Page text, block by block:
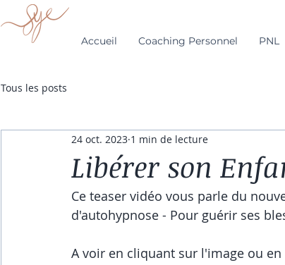
Accueil Coaching Personnel PNL
Tous les posts
Libérer son
24 oct. 2023 1 min de lecture
Ce teaser vidéo vous parle du
d'autohypnose - Pour guérir ses
A voir en cliquant sur l'image ou